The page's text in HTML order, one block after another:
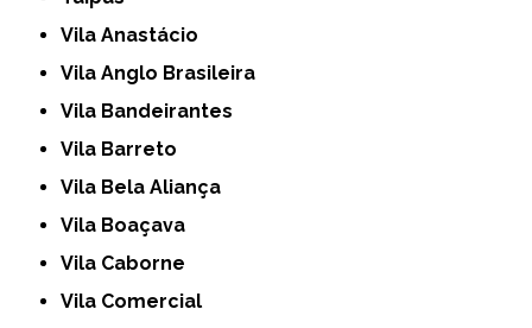
Vila Anastácio
Vila Anglo Brasileira
Vila Bandeirantes
Vila Barreto
Vila Bela Aliança
Vila Boaçava
Vila Caborne
Vila Comercial